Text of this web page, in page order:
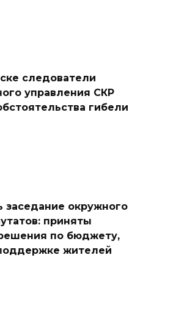
следователи
управления СКР
гибели
заседание окружного
приняты
по бюджету,
жителей